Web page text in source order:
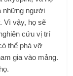
những người
Vì vậy, họ sẽ
cứu vị trí
thể phá vỡ
gia vào mảng.